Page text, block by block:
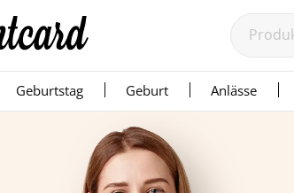
Geburtstag Geburt Anlässe